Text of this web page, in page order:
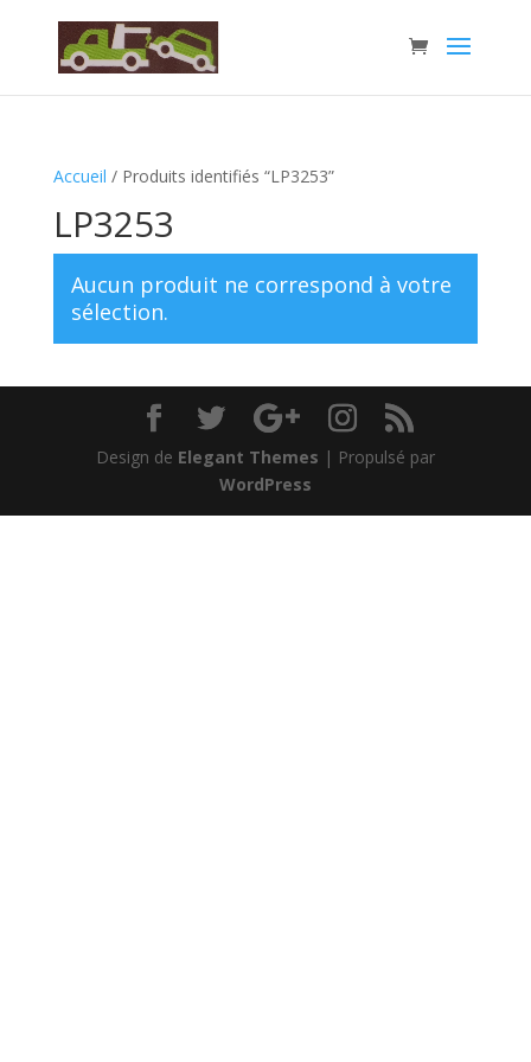
Accueil / Produits identifiés “LP3253”
LP3253
Aucun produit ne correspond à votre
sélection.
Design de Elegant Themes | Propulsé par
WordPress